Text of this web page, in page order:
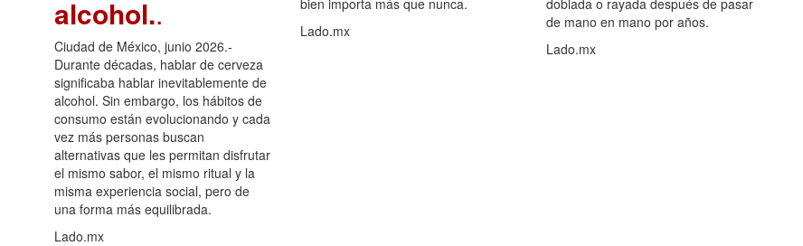
alcohol..
Ciudad de México, junio 2026.-
Durante décadas, hablar de cerveza
significaba hablar inevitablemente de
alcohol. Sin embargo, los hábitos de
consumo están evolucionando y cada
vez más personas buscan
alternativas que les permitan disfrutar
el mismo sabor, el mismo ritual y la
misma experiencia social, pero de
una forma más equilibrada.
Lado.mx
Lado.mx
de mano en mano por años.
Lado.mx